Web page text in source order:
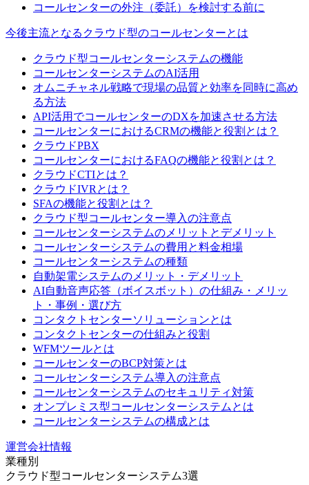
コールセンターの外注（委託）を検討する前に
今後主流となるクラウド型のコールセンターとは
クラウド型コールセンターシステムの機能
コールセンターシステムのAI活用
オムニチャネル戦略で現場の品質と効率を同時に高め
る方法
API活用でコールセンターのDXを加速させる方法
コールセンターにおけるCRMの機能と役割とは？
クラウドPBX
コールセンターにおけるFAQの機能と役割とは？
クラウドCTIとは？
クラウドIVRとは？
SFAの機能と役割とは？
クラウド型コールセンター導入の注意点
コールセンターシステムのメリットとデメリット
コールセンターシステムの費用と料金相場
コールセンターシステムの種類
自動架電システムのメリット・デメリット
AI自動音声応答（ボイスボット）の仕組み・メリッ
ト・事例・選び方
コンタクトセンターソリューションとは
コンタクトセンターの仕組みと役割
WFMツールとは
コールセンターのBCP対策とは
コールセンターシステム導入の注意点
コールセンターシステムのセキュリティ対策
オンプレミス型コールセンターシステムとは
コールセンターシステムの構成とは
運営会社情報
業種別
クラウド型コールセンターシステム3選